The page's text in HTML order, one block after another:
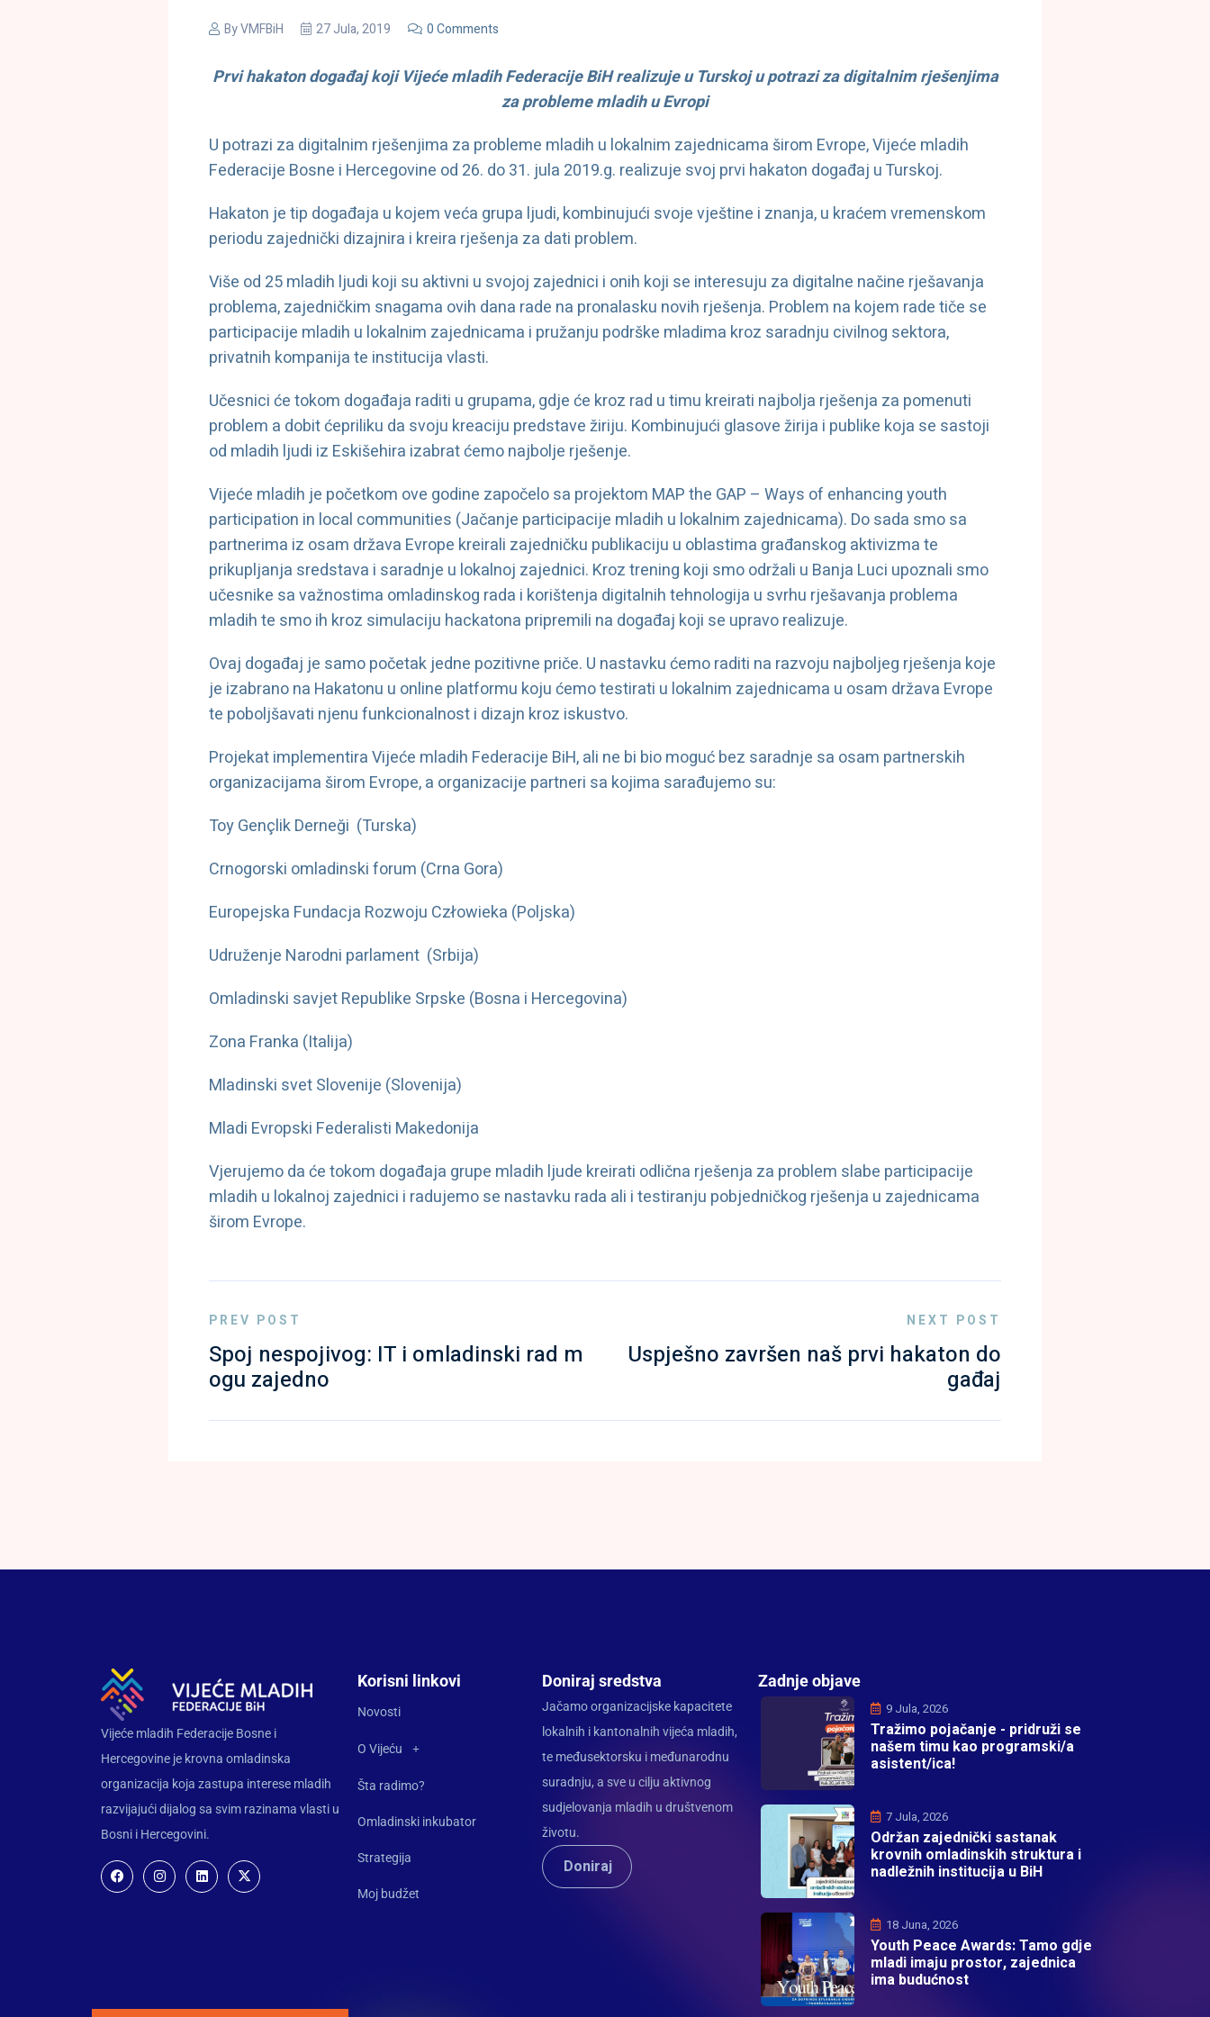
ByVMFBiH 27 Jula, 2019 0 Comments
Prvi hakaton događaj koji Vijeće mladih Federacije BiH realizuje u Turskoj u potrazi za digitalnim rješenjima
za probleme mladih u Evropi
U potrazi za digitalnim rješenjima za probleme mladih u lokalnim zajednicama širom Evrope, Vijeće mladih
Federacije Bosne i Hercegovine od 26. do 31. jula 2019.g. realizuje svoj prvi hakaton događaj u Turskoj.
Hakaton je tip događaja u kojem veća grupa ljudi, kombinujući svoje vještine i znanja, u kraćem vremenskom
periodu zajednički dizajnira i kreira rješenja za dati problem.
Više od 25 mladih ljudi koji su aktivni u svojoj zajednici i onih koji se interesuju za digitalne načine rješavanja
problema, zajedničkim snagama ovih dana rade na pronalasku novih rješenja. Problem na kojem rade tiče se
participacije mladih u lokalnim zajednicama i pružanju podrške mladima kroz saradnju civilnog sektora,
privatnih kompanija te institucija vlasti.
Učesnici će tokom događaja raditi u grupama, gdje će kroz rad u timu kreirati najbolja rješenja za pomenuti
problem a dobit ćepriliku da svoju kreaciju predstave žiriju. Kombinujući glasove žirija i publike koja se sastoji
od mladih ljudi iz Eskišehira izabrat ćemo najbolje rješenje.
Vijeće mladih je početkom ove godine započelo sa projektom MAP the GAP – Ways of enhancing youth
participation in local communities (Jačanje participacije mladih u lokalnim zajednicama). Do sada smo sa
partnerima iz osam država Evrope kreirali zajedničku publikaciju u oblastima građanskog aktivizma te
prikupljanja sredstava i saradnje u lokalnoj zajednici. Kroz trening koji smo održali u Banja Luci upoznali smo
učesnike sa važnostima omladinskog rada i korištenja digitalnih tehnologija u svrhu rješavanja problema
mladih te smo ih kroz simulaciju hackatona pripremili na događaj koji se upravo realizuje.
Ovaj događaj je samo početak jedne pozitivne priče. U nastavku ćemo raditi na razvoju najboljeg rješenja koje
je izabrano na Hakatonu u online platformu koju ćemo testirati u lokalnim zajednicama u osam država Evrope
te poboljšavati njenu funkcionalnost i dizajn kroz iskustvo.
Projekat implementira Vijeće mladih Federacije BiH, ali ne bi bio moguć bez saradnje sa osam partnerskih
organizacijama širom Evrope, a organizacije partneri sa kojima sarađujemo su:
Toy Gençlik Derneği (Turska)
Crnogorski omladinski forum (Crna Gora)
Europejska Fundacja Rozwoju Człowieka (Poljska)
Udruženje Narodni parlament (Srbija)
Omladinski savjet Republike Srpske (Bosna i Hercegovina)
Zona Franka (Italija)
Mladinski svet Slovenije (Slovenija)
Mladi Evropski Federalisti Makedonija
Vjerujemo da će tokom događaja grupe mladih ljude kreirati odlična rješenja za problem slabe participacije
mladih u lokalnoj zajednici i radujemo se nastavku rada ali i testiranju pobjedničkog rješenja u zajednicama
širom Evrope.
PREV POST
Spoj nespojivog: IT i omladinski rad m
ogu zajedno
NEXT POST
Uspješno završen naš prvi hakaton do
gađaj
Vijeće mladih Federacije Bosne i
Hercegovine je krovna omladinska
organizacija koja zastupa interese mladih
razvijajući dijalog sa svim razinama vlasti u
Bosni i Hercegovini.
Korisni linkovi
Novosti
O Vijeću
Šta radimo?
Omladinski inkubator
Strategija
Moj budžet
Doniraj sredstva
Jačamo organizacijske kapacitete
lokalnih i kantonalnih vijeća mladih,
te međusektorsku i međunarodnu
suradnju, a sve u cilju aktivnog
sudjelovanja mladih u društvenom
životu.
Doniraj
Zadnje objave
9 Jula, 2026
Tražimo pojačanje - pridruži se
našem timu kao programski/a
asistent/ica!
7 Jula, 2026
Održan zajednički sastanak
krovnih omladinskih struktura i
nadležnih institucija u BiH
18 Juna, 2026
Youth Peace Awards: Tamo gdje
mladi imaju prostor, zajednica
ima budućnost